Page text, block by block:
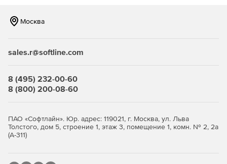
Москва
sales.r@softline.com
8 (495) 232-00-60
8 (800) 200-08-60
ПАО «Софтлайн». Юр. адрес: 119021, г. Москва, ул. Льва
Толстого, дом 5, строение 1, этаж 3, помещение 1, комн. № 2, 2а
(А-311)